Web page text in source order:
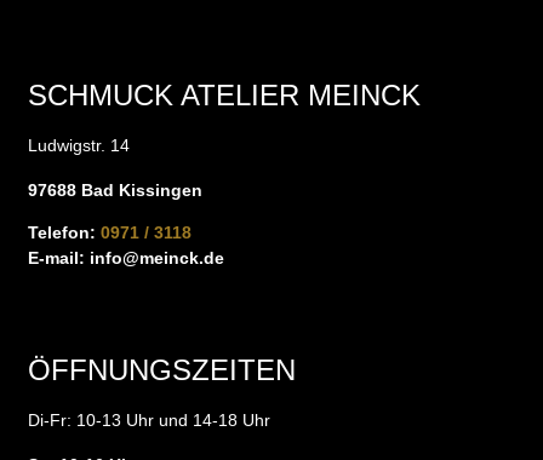
SCHMUCK ATELIER MEINCK
Ludwigstr. 14
97688 Bad Kissingen
Telefon: 0971 / 3118
E-mail: info@meinck.de
ÖFFNUNGSZEITEN
Di-Fr: 10-13 Uhr und 14-18 Uhr